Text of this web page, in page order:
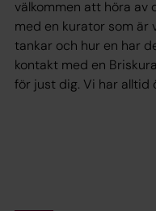
välkommen att höra av
med en kurator som är
tankar och hur en har
kontakt med en
för just dig. Vi har